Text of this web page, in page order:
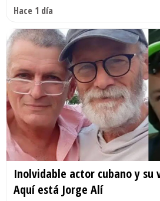
Hace 1 día
Inolvidable actor cubano y su
Aquí está Jorge Alí